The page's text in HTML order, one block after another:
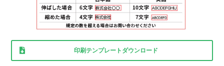
印刷テンプレートダウンロード